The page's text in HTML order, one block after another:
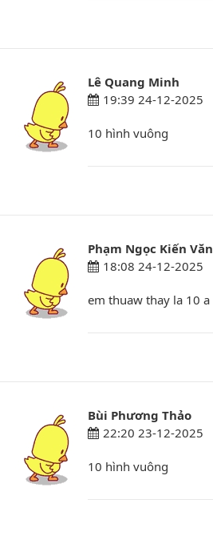
Lê Quang Minh
19:39 24-12-2025
10 hình vuông
Phạm Ngọc Kiến Văn
18:08 24-12-2025
em thuaw thay la 10 a
Bùi Phương Thảo
22:20 23-12-2025
10 hình vuông